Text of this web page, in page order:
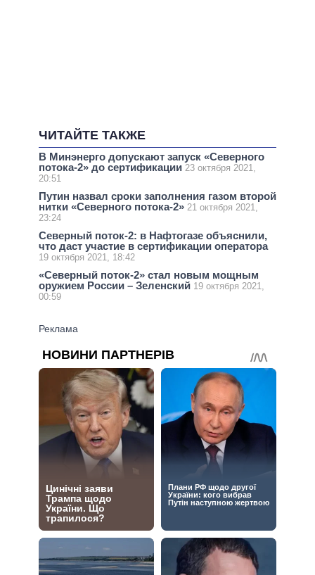
ЧИТАЙТЕ ТАКЖЕ
В Минэнерго допускают запуск «Северного
потока-2» до сертификации 23 октября 2021,
20:51
Путин назвал сроки заполнения газом второй
нитки «Северного потока-2» 21 октября 2021,
23:24
Северный поток-2: в Нафтогазе объяснили,
что даст участие в сертификации оператора
19 октября 2021, 18:42
«Северный поток-2» стал новым мощным
оружием России – Зеленский 19 октября 2021,
00:59